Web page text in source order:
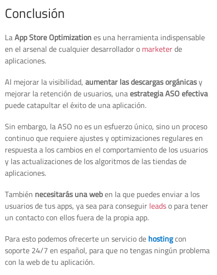
Conclusión
LaApp Store Optimizationes una herramienta indispensable
en el arsenal de cualquier desarrollador omarketerde
aplicaciones.
Al mejorar la visibilidad,aumentar las descargas orgánicasy
mejorar la retención de usuarios, unaestrategia ASO efectiva
puede catapultar el éxito de una aplicación.
Sin embargo, la ASO no es un esfuerzo único, sino un proceso
continuo que requiere ajustes y optimizaciones regulares en
respuesta a los cambios en el comportamiento de los usuarios
y las actualizaciones de los algoritmos de las tiendas de
aplicaciones.
También necesitarás una weben la que puedes enviar a los
usuarios de tus apps, ya sea para conseguirleadso para tener
un contacto con ellos fuera de la propia app.
Para esto podemos ofrecerte un servicio dehostingcon
soporte 24/7 en español, para que no tengas ningún problema
con la web de tu aplicación.